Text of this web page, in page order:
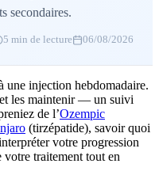
secondaires.
5 min de lecture 06/08/2026
une injection hebdomadaire.
les maintenir — un suivi
de l’Ozempic
(tirzépatide), savoir quoi
votre progression
traitement tout en